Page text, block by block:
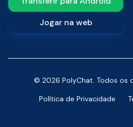
Jogar na web
© 2026 PolyChat. Todos os
Política de Privacidade